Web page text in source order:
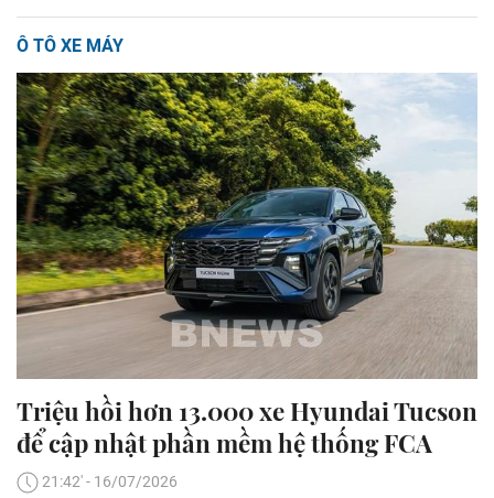
Ô TÔ XE MÁY
Triệu hồi hơn 13.000 xe Hyundai Tucson
để cập nhật phần mềm hệ thống FCA
21:42' - 16/07/2026